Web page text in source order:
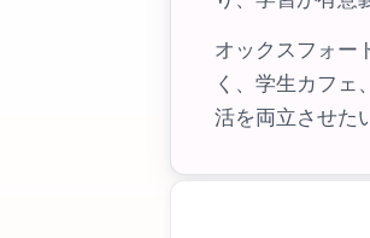
オックスフォー
く、学生カフェ
活を両立させた